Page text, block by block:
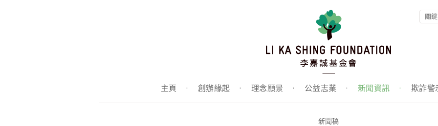
主頁 · 創辦緣起 · 理念願景 · 公益志業 · 新聞資訊 · 欺詐警
新聞稿